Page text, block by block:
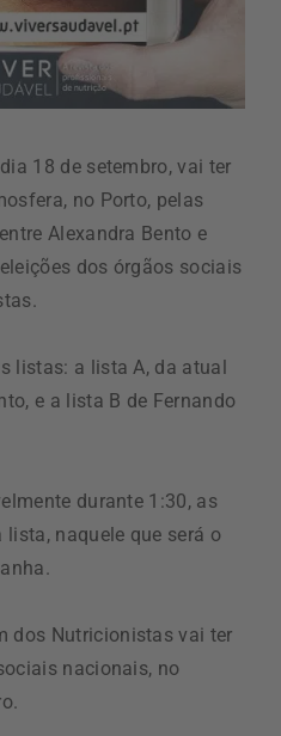
18 de setembro, vai ter
no Porto, pelas
Alexandra Bento e
dos órgãos sociais
listas: a lista A, da atual
e a lista B de Fernando
durante 1:30, as
naquele que será o
dos Nutricionistas vai ter
nacionais, no